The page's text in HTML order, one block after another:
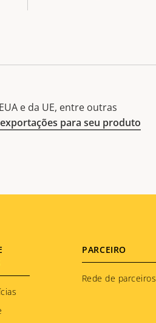
e da UE, entre outras
para seu produto
PARCEIRO
Rede de parceiros